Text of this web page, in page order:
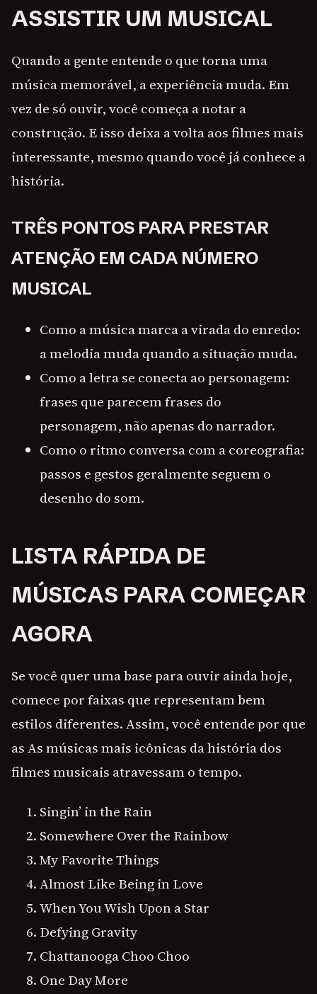
ASSISTIR UM MUSICAL
Quando a gente entende o que torna uma
música memorável, a experiência muda. Em
vez de só ouvir, você começa a notar a
construção. E isso deixa a volta aos filmes mais
interessante, mesmo quando você já conhece a
história.
TRÊS PONTOS PARA PRESTAR
ATENÇÃO EM CADA NÚMERO
MUSICAL
Como a música marca a virada do enredo:
a melodia muda quando a situação muda.
Como a letra se conecta ao personagem:
frases que parecem frases do
personagem, não apenas do narrador.
Como o ritmo conversa com a coreografia:
passos e gestos geralmente seguem o
desenho do som.
LISTA RÁPIDA DE
MÚSICAS PARA COMEÇAR
AGORA
Se você quer uma base para ouvir ainda hoje,
comece por faixas que representam bem
estilos diferentes. Assim, você entende por que
as As músicas mais icônicas da história dos
filmes musicais atravessam o tempo.
Singin’ in the Rain
Somewhere Over the Rainbow
My Favorite Things
Almost Like Being in Love
When You Wish Upon a Star
Defying Gravity
Chattanooga Choo Choo
One Day More